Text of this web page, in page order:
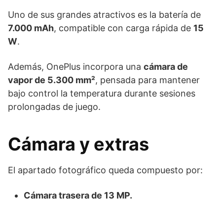
Uno de sus grandes atractivos es la batería de
7.000 mAh, compatible con carga rápida de 15
W.
Además, OnePlus incorpora una cámara de
vapor de 5.300 mm², pensada para mantener
bajo control la temperatura durante sesiones
prolongadas de juego.
Cámara y extras
El apartado fotográfico queda compuesto por:
Cámara trasera de 13 MP.